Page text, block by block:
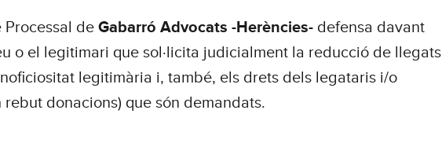
Processal de Gabarró Advocats -Herències- defensa davant
o el legitimari que sol·licita judicialment la reducció de llegats
legitimària i, també, els drets dels legataris i/o
donacions) que són demandats.